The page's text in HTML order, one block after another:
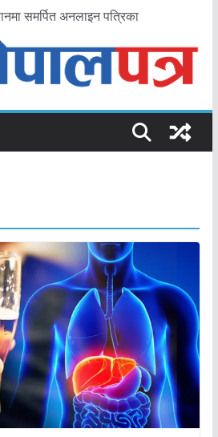
समर्पित अनलाइन पत्रिका